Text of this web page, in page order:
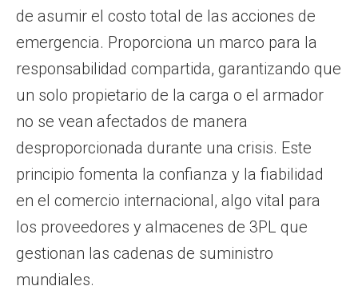
de asumir el costo total de las acciones de
emergencia. Proporciona un marco para la
responsabilidad compartida, garantizando que
un solo propietario de la carga o el armador
no se vean afectados de manera
desproporcionada durante una crisis. Este
principio fomenta la confianza y la fiabilidad
en el comercio internacional, algo vital para
los proveedores y almacenes de 3PL que
gestionan las cadenas de suministro
mundiales.